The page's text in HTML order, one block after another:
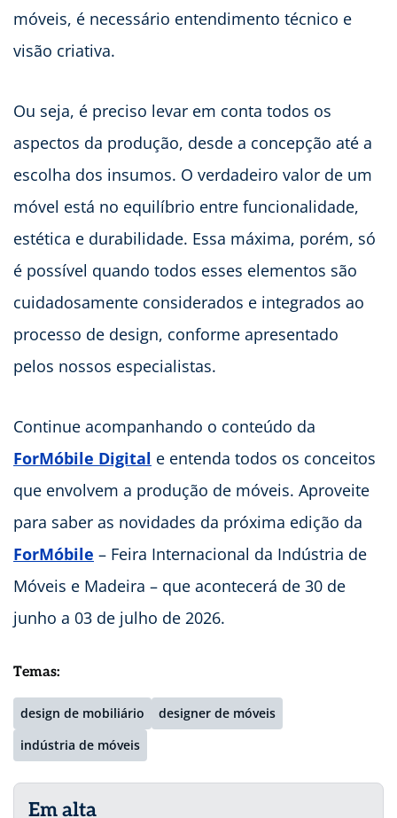
móveis, é necessário entendimento técnico e
visão criativa.
Ou seja, é preciso levar em conta todos os
aspectos da produção, desde a concepção até a
escolha dos insumos. O verdadeiro valor de um
móvel está no equilíbrio entre funcionalidade,
estética e durabilidade. Essa máxima, porém, só
é possível quando todos esses elementos são
cuidadosamente considerados e integrados ao
processo de design, conforme apresentado
pelos nossos especialistas.
Continue acompanhando o conteúdo da
ForMóbile Digital e entenda todos os conceitos
que envolvem a produção de móveis. Aproveite
para saber as novidades da próxima edição da
ForMóbile – Feira Internacional da Indústria de
Móveis e Madeira – que acontecerá de 30 de
junho a 03 de julho de 2026.
Temas:
design de mobiliário
designer de móveis
indústria de móveis
Em alta